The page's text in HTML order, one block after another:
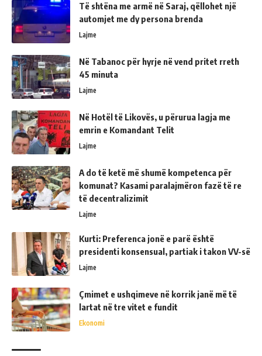
Të shtëna me armë në Saraj, qëllohet një
automjet me dy persona brenda
Lajme
Në Tabanoc për hyrje në vend pritet rreth
45 minuta
Lajme
Në Hotël të Likovës, u përurua lagja me
emrin e Komandant Telit
Lajme
A do të ketë më shumë kompetenca për
komunat? Kasami paralajmëron fazë të re
të decentralizimit
Lajme
Kurti: Preferenca jonë e parë është
presidenti konsensual, partiak i takon VV-së
Lajme
Çmimet e ushqimeve në korrik janë më të
lartat në tre vitet e fundit
Ekonomi